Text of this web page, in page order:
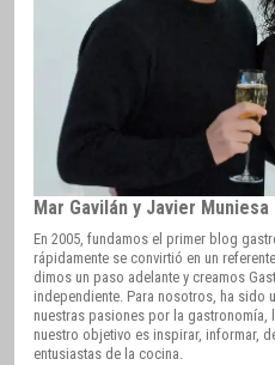
Mar Gavilán y Javier Muniesa
En 2005, fundamos el primer blog
rápidamente se convirtió en un
dimos un paso adelante y creamos
independiente. Para nosotros, ha sido
nuestras pasiones por la gastronomía,
nuestro objetivo es inspirar, informar,
entusiastas de la cocina.